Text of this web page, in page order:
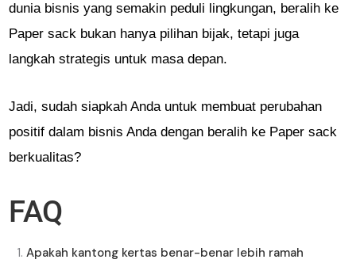
dunia bisnis yang semakin peduli lingkungan, beralih ke
Paper sack bukan hanya pilihan bijak, tetapi juga
langkah strategis untuk masa depan.
Jadi, sudah siapkah Anda untuk membuat perubahan
positif dalam bisnis Anda dengan beralih ke Paper sack
berkualitas?
FAQ
Apakah kantong kertas benar-benar lebih ramah